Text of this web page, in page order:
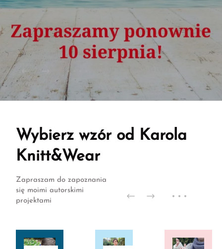
Wybierz wzór od Karola
Knitt&Wear
Zapraszam do zapoznania
się moimi autorskimi
projektami